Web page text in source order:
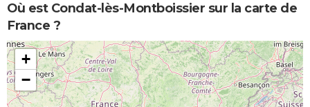
Où est Condat-lès-Montboissier sur la carte de
France ?
+
−